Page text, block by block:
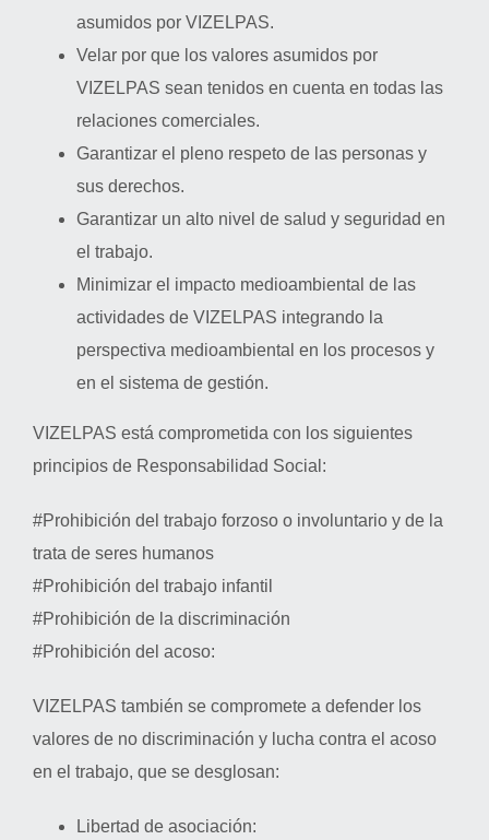
asumidos por VIZELPAS.
Velar por que los valores asumidos por
VIZELPAS sean tenidos en cuenta en todas las
relaciones comerciales.
Garantizar el pleno respeto de las personas y
sus derechos.
Garantizar un alto nivel de salud y seguridad en
el trabajo.
Minimizar el impacto medioambiental de las
actividades de VIZELPAS integrando la
perspectiva medioambiental en los procesos y
en el sistema de gestión.
VIZELPAS está comprometida con los siguientes
principios de Responsabilidad Social:
#Prohibición del trabajo forzoso o involuntario y de la
trata de seres humanos
#Prohibición del trabajo infantil
#Prohibición de la discriminación
#Prohibición del acoso:
VIZELPAS también se compromete a defender los
valores de no discriminación y lucha contra el acoso
en el trabajo, que se desglosan:
Libertad de asociación: